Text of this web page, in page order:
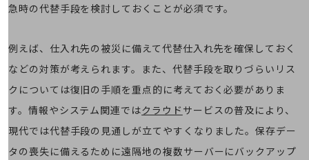
サステナビリティレポート
ダイバーシティ
経営情報
業績
決算公告
急時の代替手段を検討しておくことが必須です。
例えば、仕入れ先の被災に備えて代替仕入れ先を確保しておく
などの対策が考えられます。また、代替手段を取りづらいリス
クについては復旧の手順を重点的に考えておく必要がありま
す。情報やシステム関連ではクラウド サービスの普及により、
現代では代替手段の見通しが立てやすくなりました。保存デー
タの喪失に備えるために遠隔地の複数サーバーにバックアップ